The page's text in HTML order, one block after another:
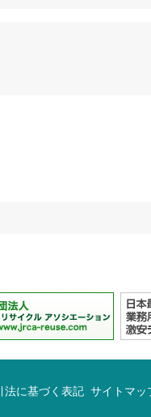
法に基づく表記 サイトマッ